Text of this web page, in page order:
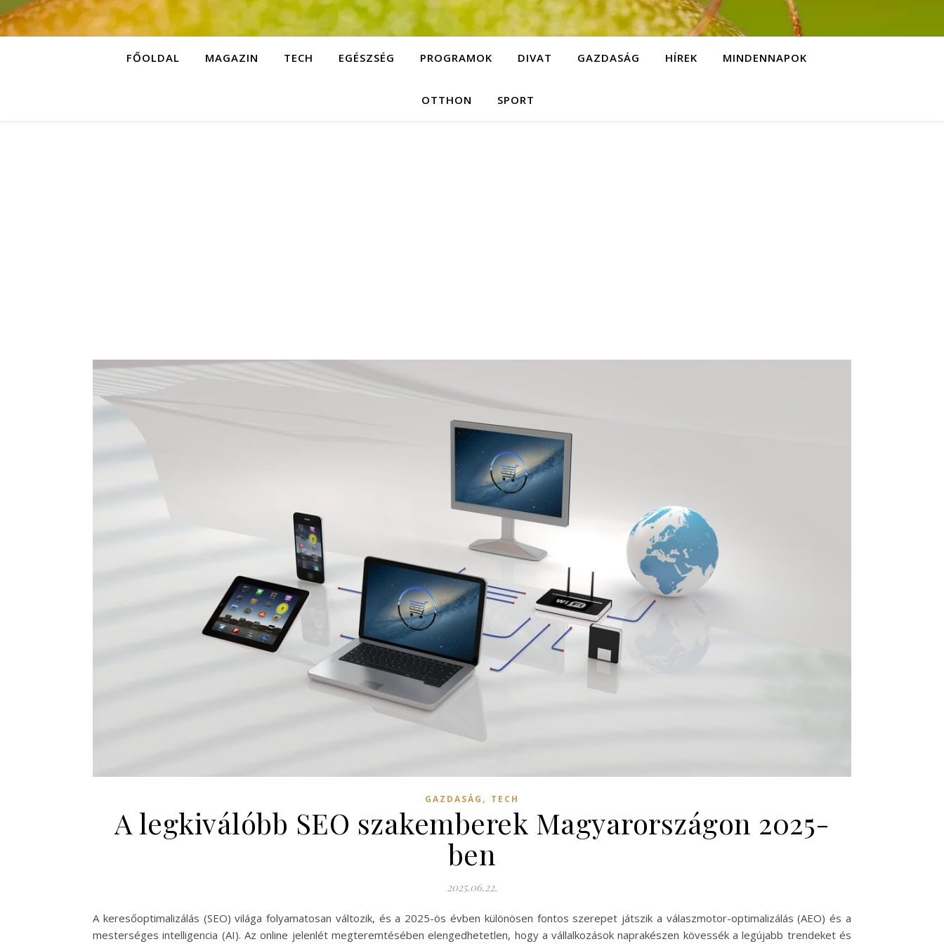
FŐOLDAL MAGAZIN TECH EGÉSZSÉG PROGRAMOK DIVAT GAZDASÁG HÍREK MINDENNAPOK
OTTHON SPORT
GAZDASÁG , TECH
A legkiválóbb SEO szakemberek Magyarországon 2025-
ben
2025.06.22.
A keresőoptimalizálás (SEO) világa folyamatosan változik, és a 2025-ös évben különösen fontos szerepet játszik a válaszmotor-optimalizálás (AEO) és a
mesterséges intelligencia (AI). Az online jelenlét megteremtésében elengedhetetlen, hogy a vállalkozások naprakészen kövessék a legújabb trendeket és